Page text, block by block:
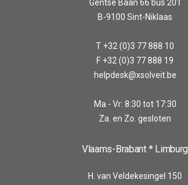
Gentse Baan 66 bus 201
B-9100 Sint-Niklaas
T +32 (0)3 77 888 10
F +32 (0)3 77 888 19
helpdesk@xsolveit.be
Ma - Vr: 8:30 tot 17:30
Za. en Zo. gesloten
Vlaams-Brabant * Limburg
H. van Veldekesingel 150